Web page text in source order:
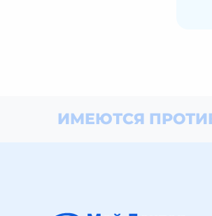
ИМЕЮТСЯ